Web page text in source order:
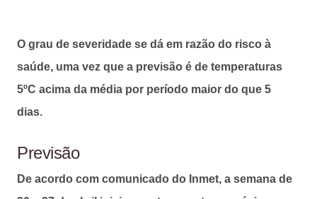
O grau de severidade se dá em razão do risco à
saúde, uma vez que a previsão é de temperaturas
5ºC acima da média por período maior do que 5
dias.
Previsão
De acordo com comunicado do Inmet, a semana de